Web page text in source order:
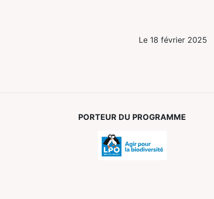
Le 18 février 2025
PORTEUR DU PROGRAMME